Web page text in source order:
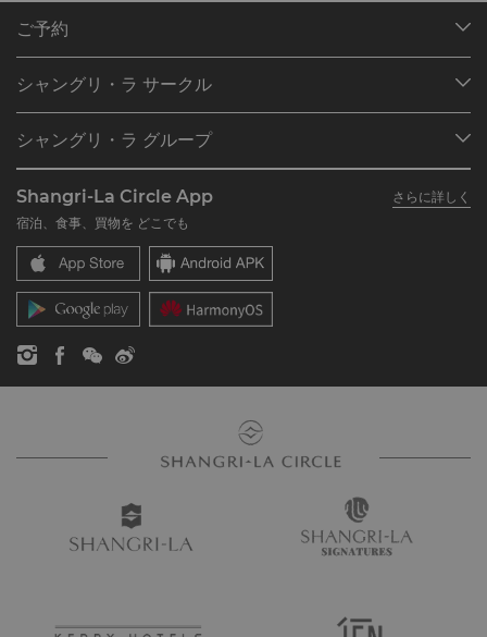
ご予約
ご予約の検索
レストラン＆バー
シャングリ・ラ サークル
シャングリ・ラ サークルに入会
よくあるお問合せや質問
SLCに関するお問い合わせ
シャングリ・ラ グループ
シャングリ・ラ ブランド
シャングリ・ラ センター
レジデンス
お問い合わせ
採用情報
企業の社会的責任
ニュース
Shangri-La Circle App
さらに詳しく
宿泊、食事、買物を どこでも